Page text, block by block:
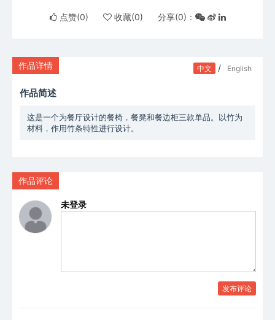
点赞(0) 收藏(0) 分享(0)：
作品详情 中文 / English
作品简述
这是一个为餐厅设计的餐椅，餐凳和餐边柜三款单品。以竹为
材料，作用竹条特性进行设计。
作品评论
未登录
发布评论